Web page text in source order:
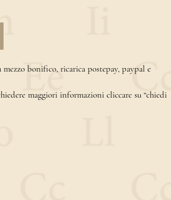
bonifico, ricarica postepay, paypal e
maggiori informazioni cliccare su “chiedi